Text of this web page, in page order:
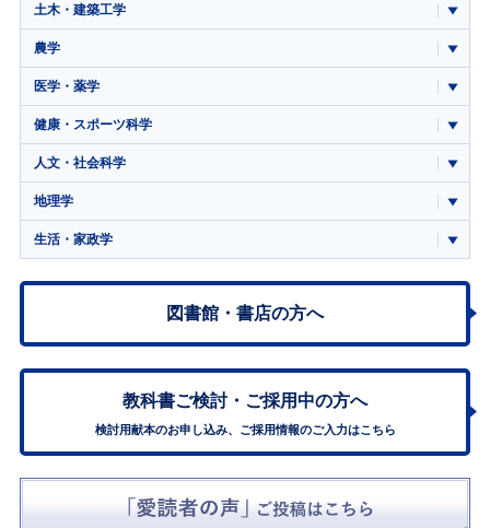
土木・建築工学
農学
医学・薬学
健康・スポーツ科学
人文・社会科学
地理学
生活・家政学
図書館・書店の方へ
教科書ご検討・ ご採用中の方へ
検討用献本のお申し込み、ご採用情報のご入力はこちら